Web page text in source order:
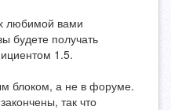
любимой вами
будете получать
1.5.
блоком, а не в форуме.
так что